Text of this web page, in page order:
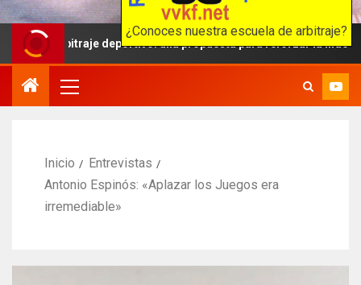
¿Conoces nuestra escuela de arbitraje?
deportivo: una propuesta para reforzar la independencia
Inicio
Entrevistas
Antonio Espinós: «Aplazar los Juegos era
irremediable»